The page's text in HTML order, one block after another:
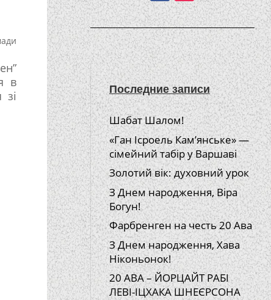
в
Последние записи
Шабат Шалом!
«Ган Ісроель Кам’янське» —
сімейний табір у Варшаві
Золотий вік: духовний урок
З Днем народження, Віра
Богун!
Фарбренген на честь 20 Ава
З Днем народження, Хава
Ніконьонок!
20 АВА – ЙОРЦАЙТ РАБІ
ЛЕВІ-ІЦХАКА ШНЕЄРСОНА